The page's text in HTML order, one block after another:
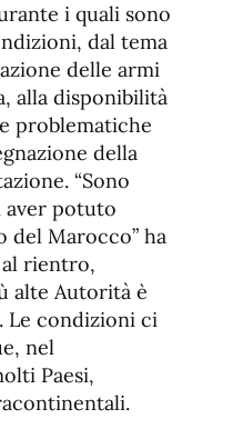
i quali sono
dal tema
delle armi
alla disponibilità
problematiche
della
“Sono
aver potuto
del Marocco” ha
rientro,
alte Autorità è
Le condizioni ci
nel
Paesi,